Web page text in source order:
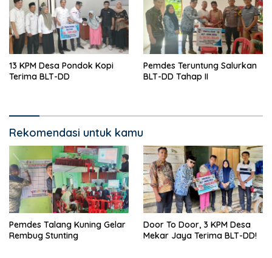
13 KPM Desa Pondok Kopi
Terima BLT-DD
Pemdes Teruntung Salurkan
BLT-DD Tahap II
Rekomendasi untuk kamu
Pemdes Talang Kuning Gelar
Rembug Stunting
Door To Door, 3 KPM Desa
Mekar Jaya Terima BLT-DD!